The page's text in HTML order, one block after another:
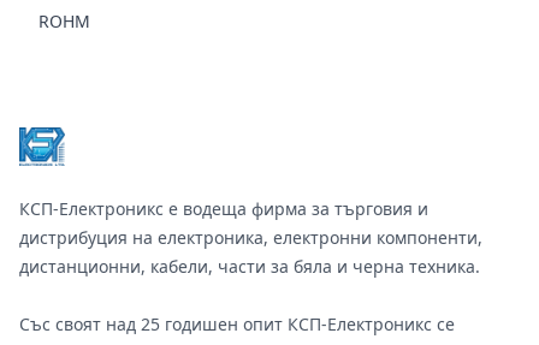
ROHM
КСП-Електроникс е водеща фирма за търговия и
дистрибуция на електроника, електронни компоненти,
дистанционни, кабели, части за бяла и черна техника.
Със своят над 25 годишен опит КСП-Електроникс се